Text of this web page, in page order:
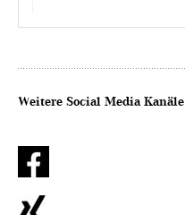
Weitere Social Media Kanäle